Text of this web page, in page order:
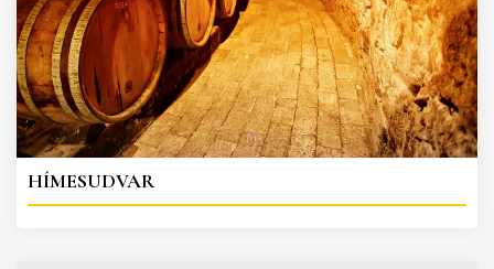
HÍMESUDVAR